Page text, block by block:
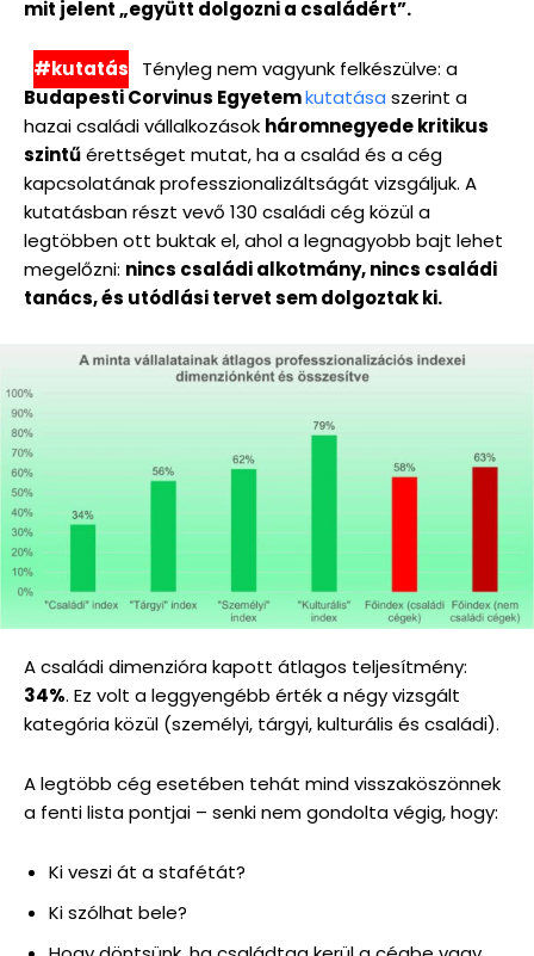
mit jelent „együtt dolgozni a családért”.
#kutatás
Tényleg nem vagyunk felkészülve: a
Budapesti Corvinus Egyetemkutatása szerint a
hazai családi vállalkozások háromnegyede kritikus
szintűérettséget mutat, ha a család és a cég
kapcsolatának professzionalizáltságát vizsgáljuk. A
kutatásban részt vevő 130 családi cég közül a
legtöbben ott buktak el, ahol a legnagyobb bajt lehet
megelőzni: nincs családi alkotmány, nincs családi
tanács, és utódlási tervet sem dolgoztak ki.
A családi dimenzióra kapott átlagos teljesítmény:
34%. Ez volt a leggyengébb érték a négy vizsgált
kategória közül (személyi, tárgyi, kulturális és családi).
A legtöbb cég esetében tehát mind visszaköszönnek
a fenti lista pontjai – senki nem gondolta végig, hogy:
Ki veszi át a stafétát?
Ki szólhat bele?